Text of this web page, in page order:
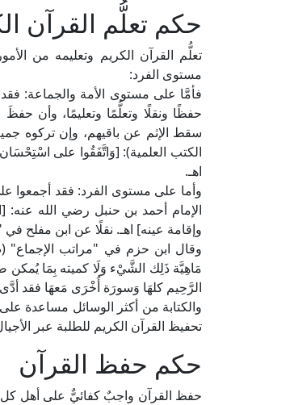
حكم تعلُّم القرآن
تعلُّم القرآن الكريم وتعليمه من
مستوى الفرد:
فأمَّا على مستوى الأمة والجماعة:
حفظًا ونقلًا وتعلُّمًا وتعليمًا، وأن
الكتب العلمية): [وَاتَّفَقُوا على
اهـ.
وأما على مستوى الفرد: فقد أجمعوا
الإمام أحمد بن حنبل رضي الله عنه:
وإقامة عينه] اهـ. نقلًا عن ابن مفلح في
مَاهِيَّة ذَلِك الشَّيْء وَلَا كميته بِمَا يُمكن
الرَّحِيم كلهَا وَسورَة أُخْرَى مَعهَا فقد
والكتابة من أكثر الوسائل مساعدة
تحفيظ القرآن الكريم للطلبة عبر
حكم حفظ القرآن
حفظ القرآن واجبٌ كفائيٌّ على أهل كل